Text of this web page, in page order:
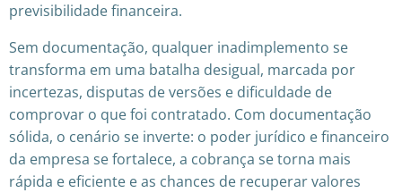
previsibilidade financeira.
Sem documentação, qualquer inadimplemento se
transforma em uma batalha desigual, marcada por
incertezas, disputas de versões e dificuldade de
comprovar o que foi contratado. Com documentação
sólida, o cenário se inverte: o poder jurídico e financeiro
da empresa se fortalece, a cobrança se torna mais
rápida e eficiente e as chances de recuperar valores